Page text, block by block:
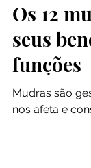
Os 12
seus
funções
Mudras são
nos afeta e